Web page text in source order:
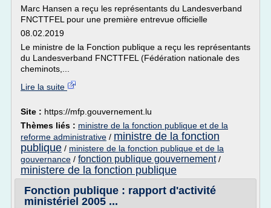
Marc Hansen a reçu les représentants du Landesverband
FNCTTFEL pour une première entrevue officielle
08.02.2019
Le ministre de la Fonction publique a reçu les représentants
du Landesverband FNCTTFEL (Fédération nationale des
cheminots,...
Lire la suite
Site : https://mfp.gouvernement.lu
Thèmes liés : ministre de la fonction publique et de la
reforme administrative / ministre de la fonction
publique / ministere de la fonction publique et de la
gouvernance / fonction publique gouvernement/
ministere de la fonction publique
Fonction publique : rapport d'activité
ministériel 2005 ...